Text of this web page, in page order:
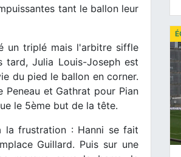
tant le ballon leur
un triplé mais l'arbitre siffle
tard, Julia Louis-Joseph est
du pied le ballon en corner.
et Gathrat pour Pian
le 5ème but de la tête.
la frustration : Hanni se fait
Guillard. Puis sur une